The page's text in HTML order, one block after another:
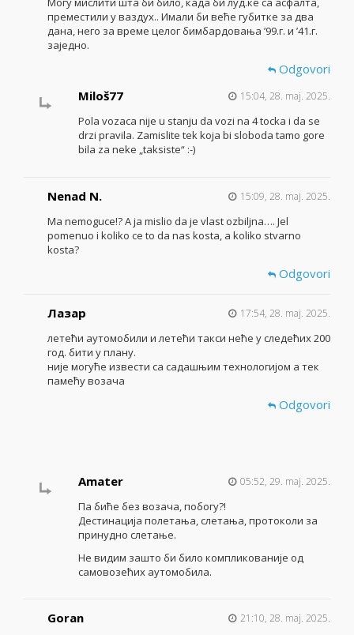
преместили у ваздух.. Имали би веће губитке за два
дана, него за време целог бимбардовања ’99.г. и ’41.г.
заједно.
Odgovori
Miloš77
15:04, 28. maj. 2025.
Pola vozaca nije u stanju da vozi na 4 tocka i da se
drzi pravila. Zamislite tek koja bi sloboda tamo gore
bila za neke „taksiste“ :-)
Nenad N. 15:09, 28. maj. 2025.
Ma nemoguce!? A ja mislio da je vlast ozbiljna…. Jel
pomenuo i koliko ce to da nas kosta, a koliko stvarno
kosta?
Odgovori
Лазар 17:54, 28. maj. 2025.
летећи аутомобили и летећи такси неће у следећих 200
год. бити у плану.
није могуће извести са садашњим технологијом а тек
памећу возача
Odgovori
Amater 05:52, 29. maj. 2025.
Па биће без возача, побогу?!
Дестинација полетања, слетања, протоколи за
принудно слетање.
Не видим зашто би било компликованије од
самовозећих аутомобила.
Goran 21:10, 28. maj. 2025.